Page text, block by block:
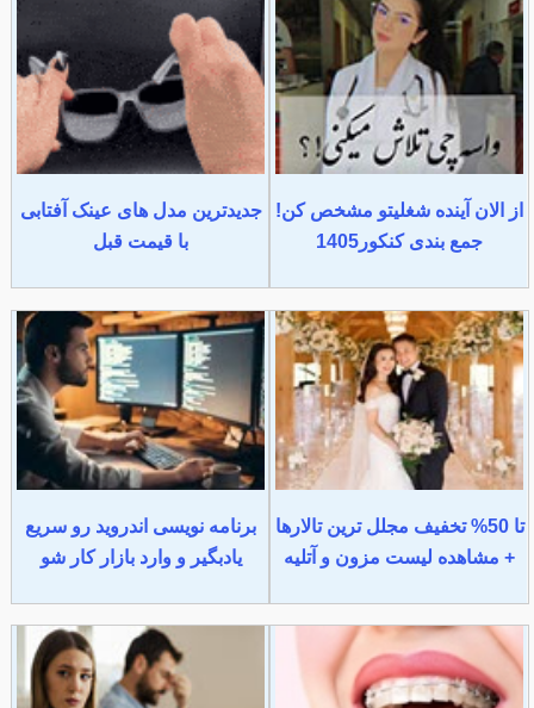
از الان آینده شغلیتو مشخص کن!
جمع بندی کنکور1405
جدیدترین مدل های عینک آفتابی
با قیمت قبل
تا 50% تخفیف مجلل ترین تالارها
+ مشاهده لیست مزون و آتلیه
برنامه نویسی اندروید رو سریع
یادبگیر و وارد بازار کار شو